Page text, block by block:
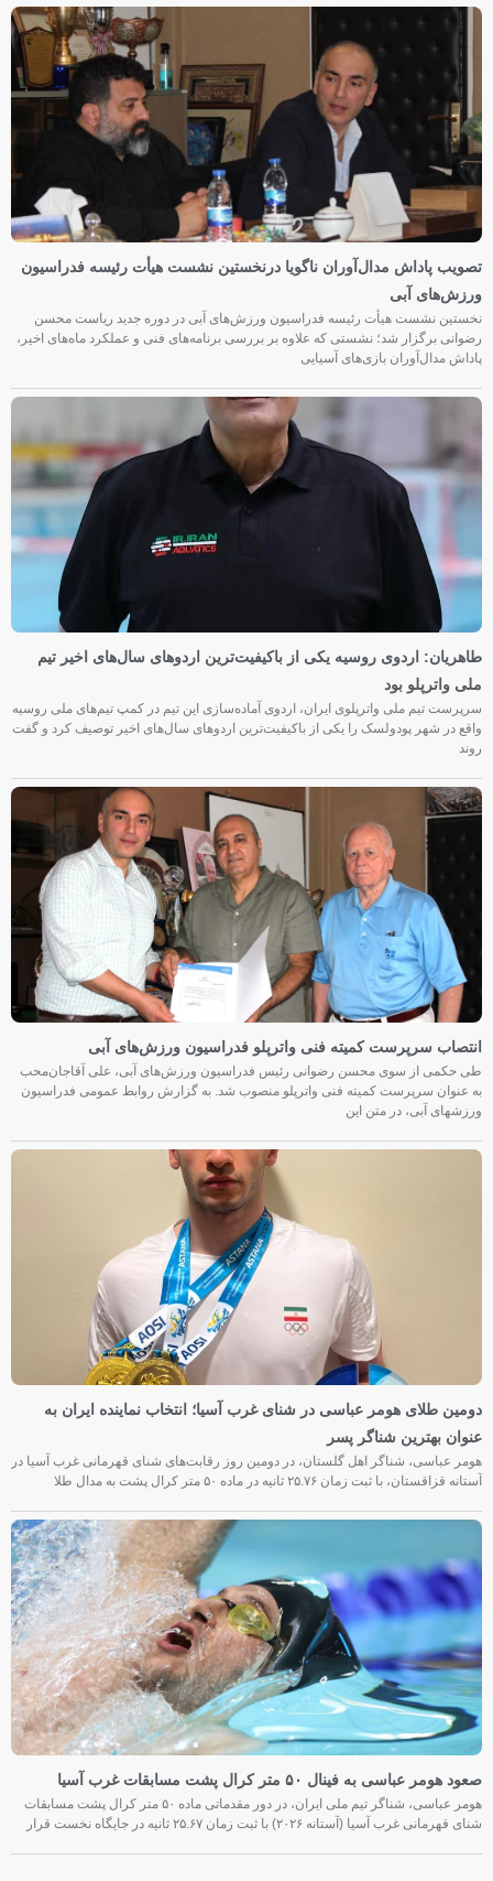
تصویب پاداش مدال‌آوران ناگویا درنخستین نشست هیأت رئیسه فدراسیون
ورزش‌های آبی
نخستین نشست هیأت رئیسه فدراسیون ورزش‌های آبی در دوره جدید ریاست محسن
رضوانی برگزار شد؛ نشستی که علاوه بر بررسی برنامه‌های فنی و عملکرد ماه‌های اخیر،
پاداش مدال‌آوران بازی‌های آسیایی
طاهریان: اردوی روسیه یکی از باکیفیت‌ترین اردوهای سال‌های اخیر تیم
ملی واترپلو بود
سرپرست تیم ملی واترپلوی ایران، اردوی آماده‌سازی این تیم در کمپ تیم‌های ملی روسیه
واقع در شهر پودولسک را یکی از باکیفیت‌ترین اردوهای سال‌های اخیر توصیف کرد و گفت
روند
انتصاب سرپرست کمیته فنی واترپلو فدراسیون ورزش‌های آبی
طی حکمی از سوی محسن رضوانی رئیس فدراسیون ورزش‌های آبی، علی آقاجان‌محب
به عنوان سرپرست کمیته فنی واترپلو منصوب شد. به گزارش روابط عمومی فدراسیون
ورزشهای آبی، در متن این
دومین طلای هومر عباسی در شنای غرب آسیا؛ انتخاب نماینده ایران به
عنوان بهترین شناگر پسر
هومر عباسی، شناگر اهل گلستان، در دومین روز رقابت‌های شنای قهرمانی غرب آسیا در
آستانه قزاقستان، با ثبت زمان ۲۵.۷۶ ثانیه در ماده ۵۰ متر کرال پشت به مدال طلا
صعود هومر عباسی به فینال ۵۰ متر کرال پشت مسابقات غرب آسیا
هومر عباسی، شناگر تیم ملی ایران، در دور مقدماتی ماده ۵۰ متر کرال پشت مسابقات
شنای قهرمانی غرب آسیا (آستانه ۲۰۲۶) با ثبت زمان ۲۵.۶۷ ثانیه در جایگاه نخست قرار